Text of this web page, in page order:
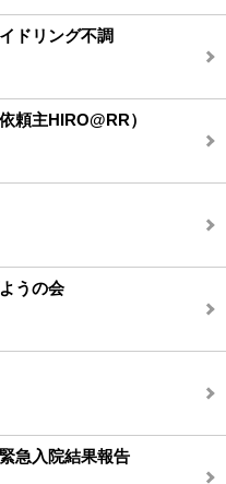
ドリング不調
頼主HIRO@RR）
うの会
急入院結果報告